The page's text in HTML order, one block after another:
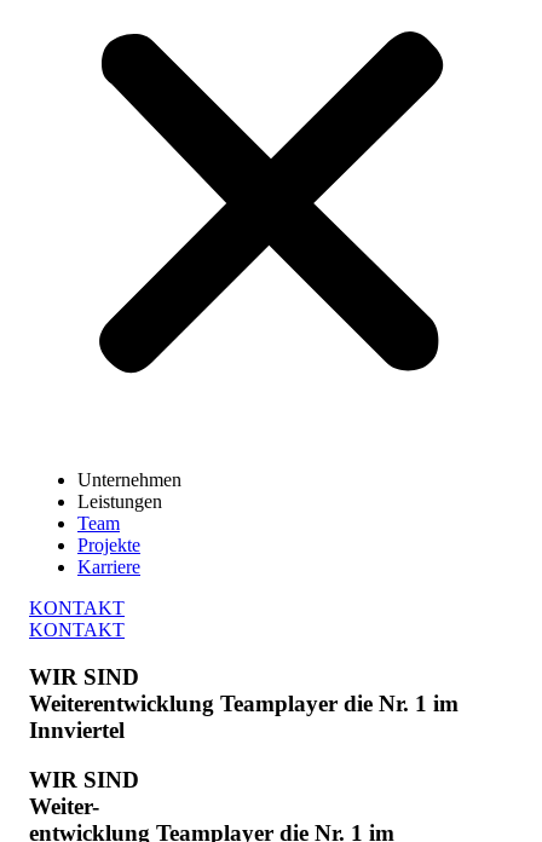
Unternehmen
Leistungen
Team
Projekte
Karriere
KONTAKT
KONTAKT
WIR SIND
Weiterentwicklung Teamplayer die Nr. 1 im
Innviertel
WIR SIND
Weiter-
entwicklung Teamplayer die Nr. 1 im